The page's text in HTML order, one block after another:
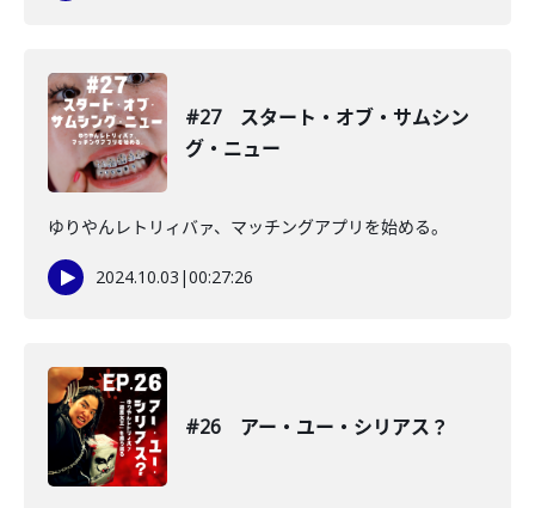
#27 スタート・オブ・サムシン
グ・ニュー
ゆりやんレトリィバァ、マッチングアプリを始める。
2024.10.03 |00:27:26
#26 アー・ユー・シリアス？